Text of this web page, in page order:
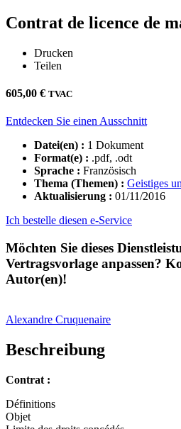
Contrat de licence de
Drucken
Teilen
605,00 € TVAC
Entdecken Sie einen Ausschnitt
Datei(en) : 1 Dokument
Format(e) : .pdf, .odt
Sprache : Französisch
Thema (Themen) : Geistiges
Aktualisierung : 01/11/2016
Ich bestelle diesen e-Service
Möchten Sie dieses
Vertragsvorlage anpassen?
Autor(en)!
Alexandre Cruquenaire
Beschreibung
Contrat :
Définitions
Objet